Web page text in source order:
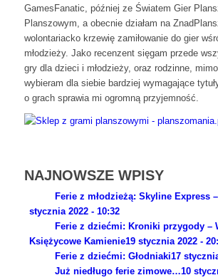
GamesFanatic, później ze Światem Gier
Planszowym, a obecnie działam na
wolontariacko krzewię zamiłowanie do gier
młodzieży. Jako recenzent sięgam przede
gry dla dzieci i młodzieży, oraz rodzinne,
wybieram dla siebie bardziej wymagające
o grach sprawia mi ogromną przyjemność.
NAJNOWSZE WPISY
Ferie z młodzieżą: Skyline Express
stycznia 2022 - 10:32
Ferie z dziećmi: Kroniki przygody –
Księżycowe Kamienie19 stycznia 2022 -
Ferie z dziećmi: Głodniaki17
Już niedługo ferie zimowe…10